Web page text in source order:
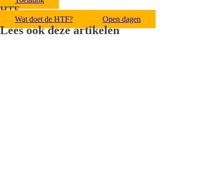
HTF
Wat doet de HTF? Open dagen
Lees ook deze artikelen